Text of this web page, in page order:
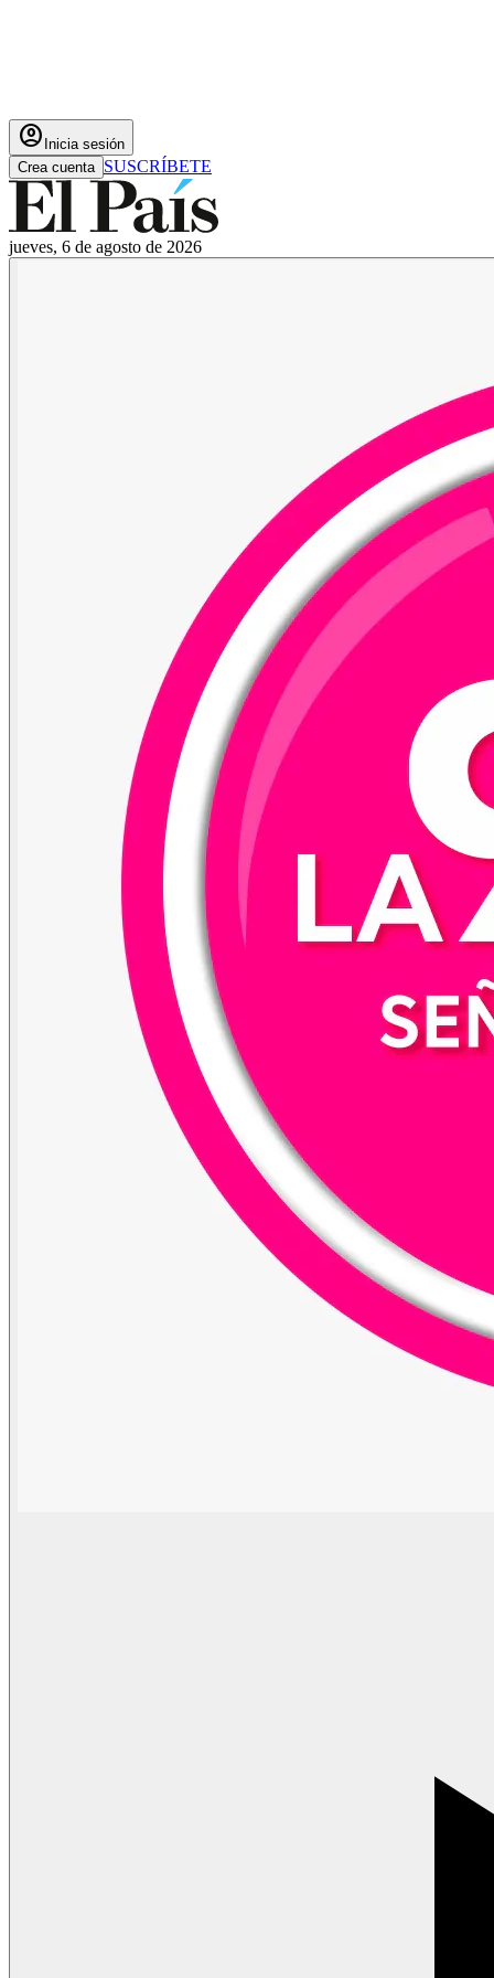
account_circle Inicia sesión
Crea cuenta SUSCRÍBETE
jueves, 6 de agosto de 2026